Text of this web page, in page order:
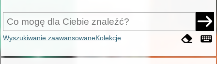
Wyszukiwanie zaawansowaneKolekcje